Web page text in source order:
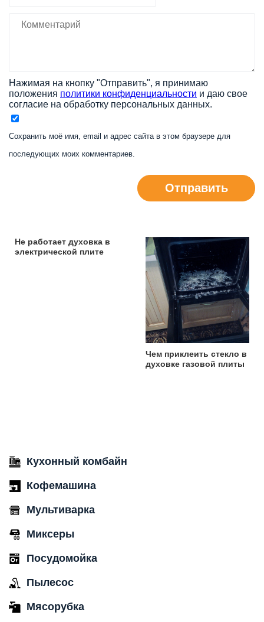
Нажимая на кнопку "Отправить", я принимаю
положения политики конфиденциальности и даю свое
согласие на обработку персональных данных.
Сохранить моё имя, email и адрес сайта в этом браузере для
последующих моих комментариев.
Отправить
Не работает духовка в
электрической плите
Чем приклеить стекло в
духовке газовой плиты
Кухонный комбайн
Кофемашина
Мультиварка
Миксеры
Посудомойка
Пылесос
Мясорубка